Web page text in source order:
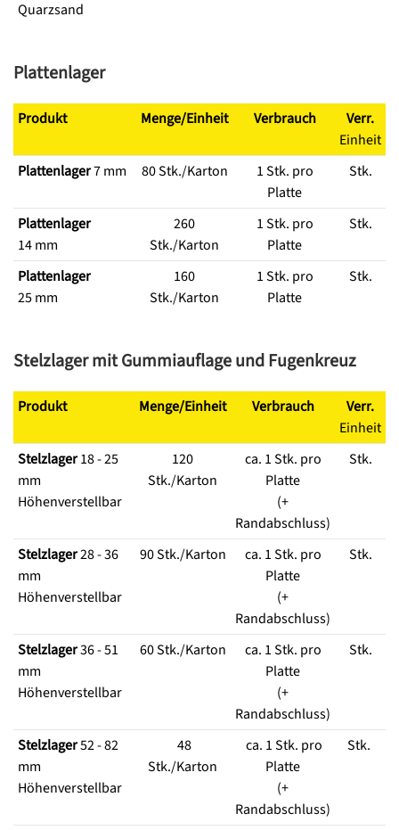
Quarzsand
Plattenlager
Produkt Menge/Einheit Verbrauch
Verr.
Einheit
Plattenlager7 mm 80 Stk./Karton
1 Stk. pro
Platte
Stk.
Plattenlager
14 mm
260
Stk./Karton
1 Stk. pro
Platte
Stk.
Plattenlager
25 mm
160
Stk./Karton
1 Stk. pro
Platte
Stk.
Stelzlager mit Gummiauflage und Fugenkreuz
Produkt Menge/Einheit Verbrauch
Verr.
Einheit
Stelzlager18 - 25
mm
Höhenverstellbar
120
Stk./Karton
ca. 1 Stk. pro
Platte
(+
Randabschluss)
Stk.
Stelzlager28 - 36
mm
Höhenverstellbar
90 Stk./Karton
ca. 1 Stk. pro
Platte
(+
Randabschluss)
Stk.
Stelzlager36 - 51
mm
Höhenverstellbar
60 Stk./Karton
ca. 1 Stk. pro
Platte
(+
Randabschluss)
Stk.
Stelzlager52 - 82
mm
Höhenverstellbar
48
Stk./Karton
ca. 1 Stk. pro
Platte
(+
Randabschluss)
Stk.